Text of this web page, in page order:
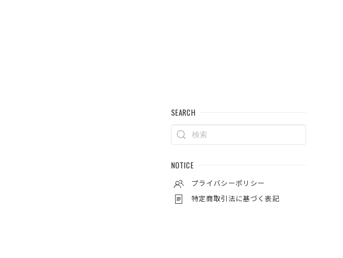
SEARCH
NOTICE
プライバシーポリシー
特定商取引法に基づく表記